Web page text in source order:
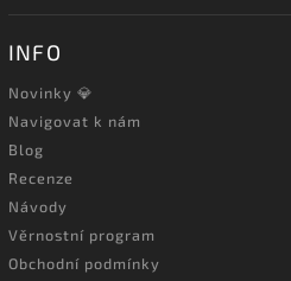
INFO
Novinky 💎
Navigovat k nám
Blog
Recenze
Návody
Věrnostní program
Obchodní podmínky